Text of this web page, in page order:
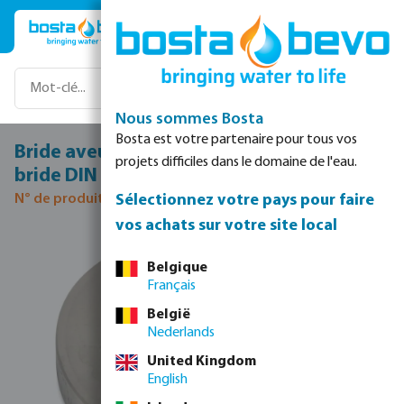
Passer au contenu principal
Bride aveugle acier inoxydable 316 DN65
bride DIN 16bar DN65 PN16
N° de produit 0080658
Nous sommes Bosta
Bosta est votre partenaire pour tous vos
projets difficiles dans le domaine de l'eau.
Sélectionnez votre pays pour faire
vos achats sur votre site local
Belgique
Français
België
Nederlands
United Kingdom
English